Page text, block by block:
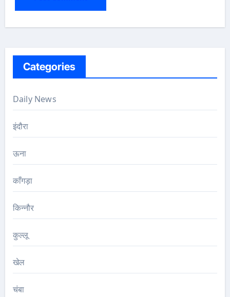
Categories
Daily News
इंदौरा
ऊना
काँगड़ा
किन्नौर
कुल्लू
खेल
चंबा